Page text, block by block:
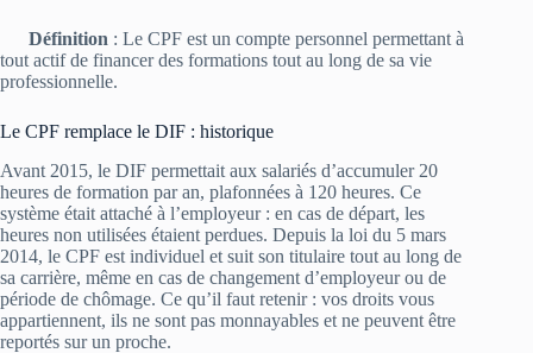
Définition : Le CPF est un compte personnel permettant à
tout actif de financer des formations tout au long de sa vie
professionnelle.
Le CPF remplace le DIF : historique
Avant 2015, le DIF permettait aux salariés d’accumuler 20
heures de formation par an, plafonnées à 120 heures. Ce
système était attaché à l’employeur : en cas de départ, les
heures non utilisées étaient perdues. Depuis la loi du 5 mars
2014, le CPF est individuel et suit son titulaire tout au long de
sa carrière, même en cas de changement d’employeur ou de
période de chômage. Ce qu’il faut retenir : vos droits vous
appartiennent, ils ne sont pas monnayables et ne peuvent être
reportés sur un proche.